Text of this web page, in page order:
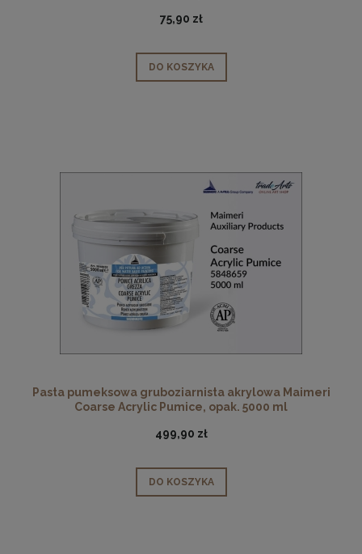
75,90 zł
DO KOSZYKA
Pasta pumeksowa gruboziarnista akrylowa Maimeri
Coarse Acrylic Pumice, opak. 5000 ml
499,90 zł
DO KOSZYKA